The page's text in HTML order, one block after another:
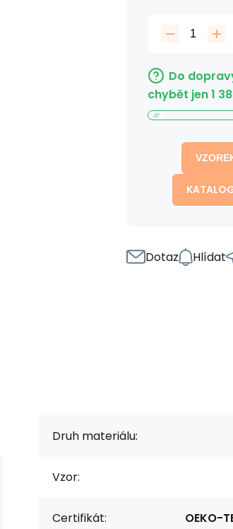
Do
chybět jen1
Dotaz Hlídat
Druh materiálu:
Vzor:
Certifikát: OEKO-